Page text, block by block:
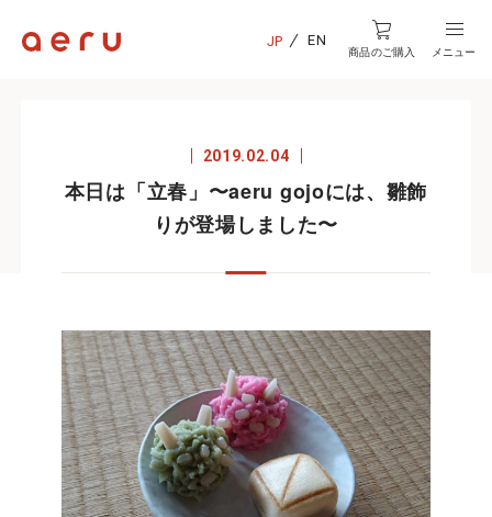
JP EN
商品のご購入 メニュー
2019.02.04
本日は「立春」〜aeru gojoには、雛飾
りが登場しました〜